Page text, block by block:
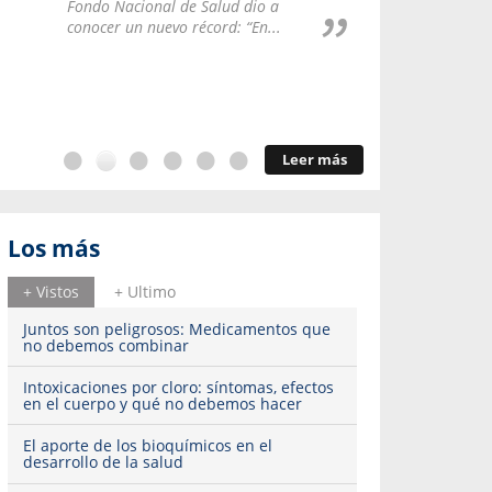
Fondo Nacional de Salud dio a
conocer un nuevo récord: “En...
Leer más
Los más
+ Vistos
+ Ultimo
Juntos son peligrosos: Medicamentos que
no debemos combinar
Intoxicaciones por cloro: síntomas, efectos
en el cuerpo y qué no debemos hacer
El aporte de los bioquímicos en el
desarrollo de la salud